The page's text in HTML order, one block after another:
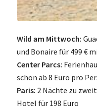
Wild am Mittwoch:
und Bonaire für 499 €
Center Parcs:
schon ab 8 Euro pro
Paris: 2 Nächte zu
Hotel für 198 Euro